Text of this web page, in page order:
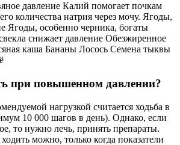
давление Калий помогает почкам
количества натрия через мочу. Ягоды,
Ягоды, особенно черника, богаты
снижает давление Обезжиренное
каша Бананы Лосось Семена тыквы
при повышенном давлении?
нагрузкой считается ходьба в
10 000 шагов в день). Однако, если
то нужно лечь, принять препараты.
можно, только когда показатели